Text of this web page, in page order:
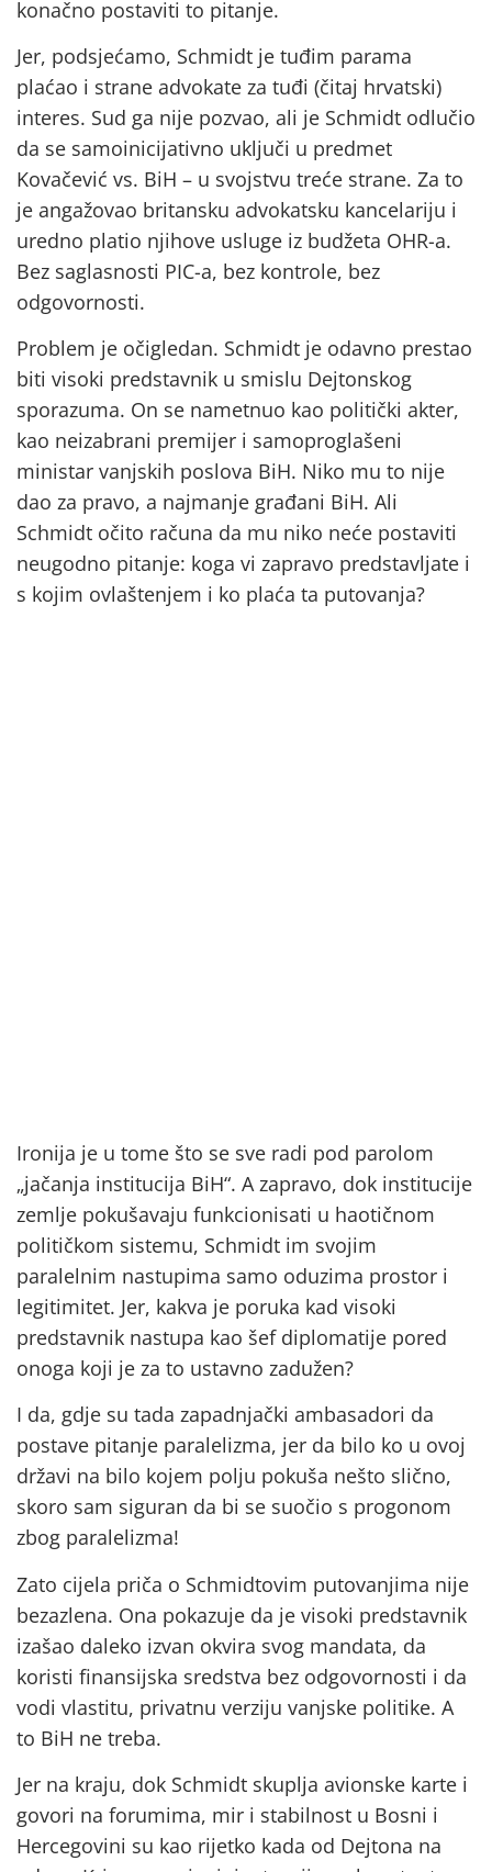
konačno postaviti to pitanje.
Jer, podsjećamo, Schmidt je tuđim parama
plaćao i strane advokate za tuđi (čitaj hrvatski)
interes. Sud ga nije pozvao, ali je Schmidt odlučio
da se samoinicijativno uključi u predmet
Kovačević vs. BiH – u svojstvu treće strane. Za to
je angažovao britansku advokatsku kancelariju i
uredno platio njihove usluge iz budžeta OHR-a.
Bez saglasnosti PIC-a, bez kontrole, bez
odgovornosti.
Problem je očigledan. Schmidt je odavno prestao
biti visoki predstavnik u smislu Dejtonskog
sporazuma. On se nametnuo kao politički akter,
kao neizabrani premijer i samoproglašeni
ministar vanjskih poslova BiH. Niko mu to nije
dao za pravo, a najmanje građani BiH. Ali
Schmidt očito računa da mu niko neće postaviti
neugodno pitanje: koga vi zapravo predstavljate i
s kojim ovlaštenjem i ko plaća ta putovanja?
Ironija je u tome što se sve radi pod parolom
„jačanja institucija BiH“. A zapravo, dok institucije
zemlje pokušavaju funkcionisati u haotičnom
političkom sistemu, Schmidt im svojim
paralelnim nastupima samo oduzima prostor i
legitimitet. Jer, kakva je poruka kad visoki
predstavnik nastupa kao šef diplomatije pored
onoga koji je za to ustavno zadužen?
I da, gdje su tada zapadnjački ambasadori da
postave pitanje paralelizma, jer da bilo ko u ovoj
državi na bilo kojem polju pokuša nešto slično,
skoro sam siguran da bi se suočio s progonom
zbog paralelizma!
Zato cijela priča o Schmidtovim putovanjima nije
bezazlena. Ona pokazuje da je visoki predstavnik
izašao daleko izvan okvira svog mandata, da
koristi finansijska sredstva bez odgovornosti i da
vodi vlastitu, privatnu verziju vanjske politike. A
to BiH ne treba.
Jer na kraju, dok Schmidt skuplja avionske karte i
govori na forumima, mir i stabilnost u Bosni i
Hercegovini su kao rijetko kada od Dejtona na